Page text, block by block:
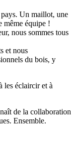
Un maillot, une
même équipe !
nous sommes tous
et nous
du bois, y
les éclaircir et à
de la collaboration
Ensemble.